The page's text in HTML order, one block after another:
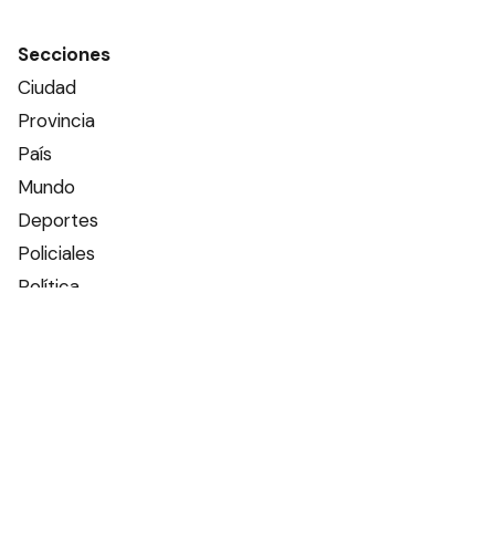
Secciones
Ciudad
Provincia
País
Mundo
Deportes
Policiales
Política